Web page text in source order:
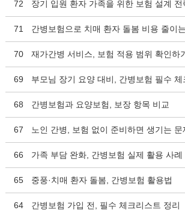
72 장기 입원 환자 가족을 위한 보험 설계 전
71 간병보험으로 치매 환자 돌봄 비용 줄이
70 재가간병 서비스, 보험 적용 범위 확인하
69 부모님 장기 요양 대비, 간병보험 필수 체
68 간병보험과 요양보험, 보장 항목 비교
67 노인 간병, 보험 없이 준비하면 생기는 문
66 가족 부담 완화, 간병보험 실제 활용 사례
65 중풍·치매 환자 돌봄, 간병보험 활용법
64 간병보험 가입 전, 필수 체크리스트 정리